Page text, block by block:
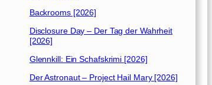
Backrooms [2026]
Disclosure Day – Der Tag der Wahrheit
[2026]
Glennkill: Ein Schafskrimi [2026]
Der Astronaut – Project Hail Mary [2026]